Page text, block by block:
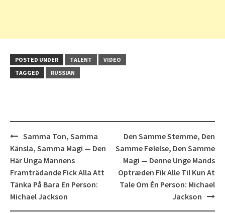
POSTED UNDER TALENT
VIDEO
TAGGED
RUSSIAN
Post
navigation
Samma Ton, Samma
Känsla, Samma Magi — Den
Här Unga Mannens
Framträdande Fick Alla Att
Tänka På Bara En Person:
Michael Jackson
Den Samme Stemme, Den
Samme Følelse, Den Samme
Magi — Denne Unge Mands
Optræden Fik Alle Til Kun At
Tale Om Én Person: Michael
Jackson